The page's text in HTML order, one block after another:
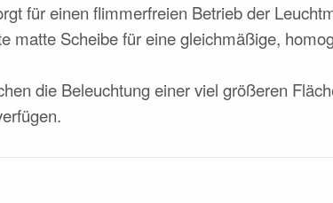
für einen flimmerfreien Betrieb der
matte Scheibe für eine gleichmäßige,
die Beleuchtung einer viel größeren